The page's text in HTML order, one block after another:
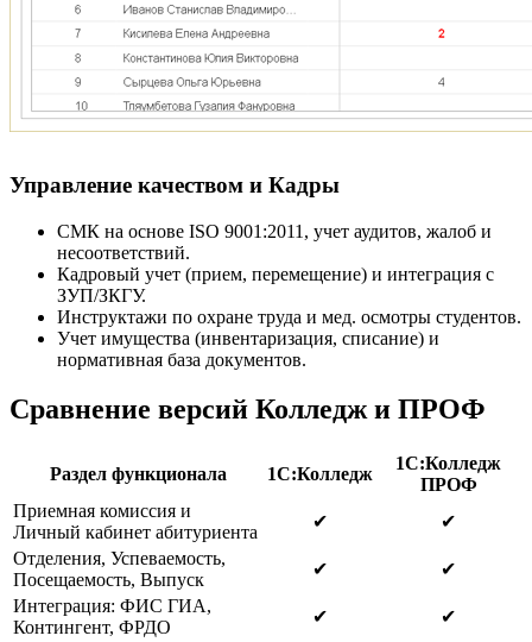
Управление качеством и Кадры
СМК на основе ISO 9001:2011, учет аудитов, жалоб и
несоответствий.
Кадровый учет (прием, перемещение) и интеграция с
ЗУП/ЗКГУ.
Инструктажи по охране труда и мед. осмотры студентов.
Учет имущества (инвентаризация, списание) и
нормативная база документов.
Сравнение версий Колледж и ПРОФ
Раздел функционала 1С:Колледж
1С:Колледж
ПРОФ
Приемная комиссия и
Личный кабинет абитуриента
✔
✔
Отделения, Успеваемость,
Посещаемость, Выпуск
✔
✔
Интеграция: ФИС ГИА,
Контингент, ФРДО
✔
✔